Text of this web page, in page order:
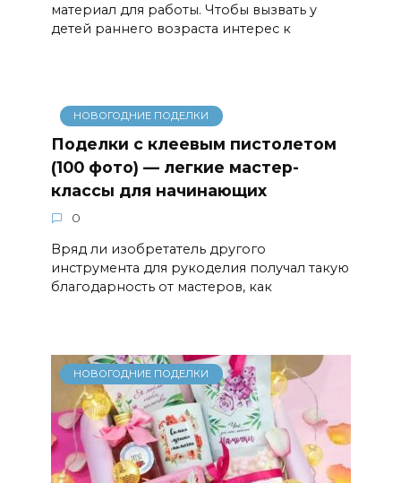
материал для работы. Чтобы вызвать у
детей раннего возраста интерес к
НОВОГОДНИЕ ПОДЕЛКИ
Поделки с клеевым пистолетом
(100 фото) — легкие мастер-
классы для начинающих
0
Вряд ли изобретатель другого
инструмента для рукоделия получал такую
​​благодарность от мастеров, как
НОВОГОДНИЕ ПОДЕЛКИ